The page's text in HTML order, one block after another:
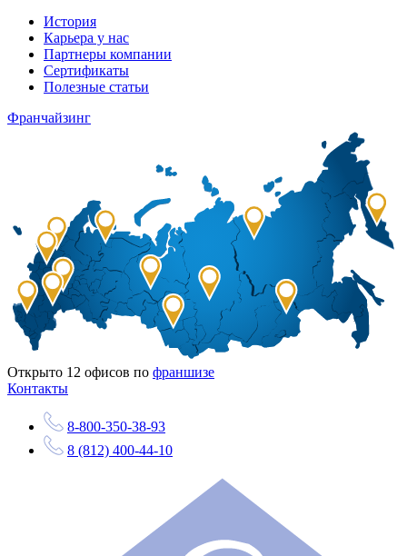
История
Карьера у нас
Партнеры компании
Сертификаты
Полезные статьи
Франчайзинг
Открыто 12 офисов по франшизе
Контакты
8-800-350-38-93
8 (812) 400-44-10